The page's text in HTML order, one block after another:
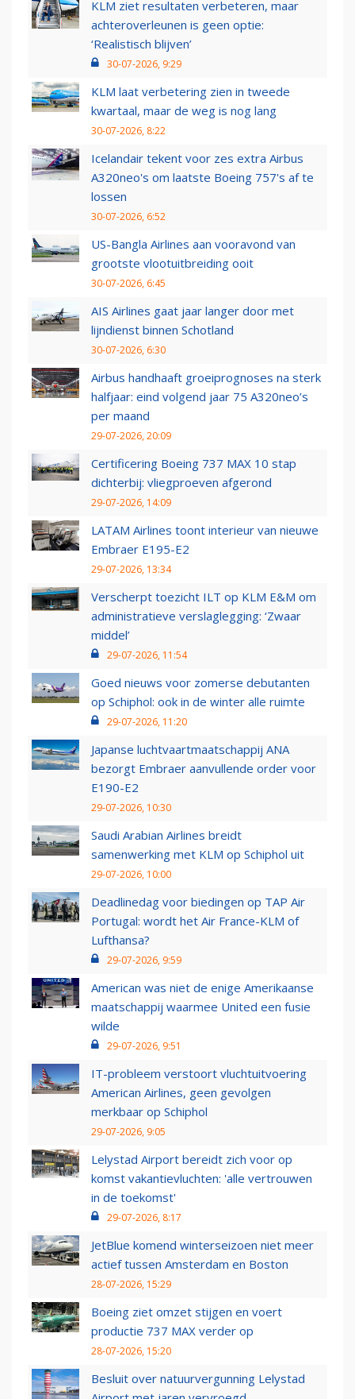
KLM ziet resultaten verbeteren, maar
achteroverleunen is geen optie:
‘Realistisch blijven’
30-07-2026, 9:29
KLM laat verbetering zien in tweede
kwartaal, maar de weg is nog lang
30-07-2026, 8:22
Icelandair tekent voor zes extra Airbus
A320neo's om laatste Boeing 757's af te
lossen
30-07-2026, 6:52
US-Bangla Airlines aan vooravond van
grootste vlootuitbreiding ooit
30-07-2026, 6:45
AIS Airlines gaat jaar langer door met
lijndienst binnen Schotland
30-07-2026, 6:30
Airbus handhaaft groeiprognoses na sterk
halfjaar: eind volgend jaar 75 A320neo’s
per maand
29-07-2026, 20:09
Certificering Boeing 737 MAX 10 stap
dichterbij: vliegproeven afgerond
29-07-2026, 14:09
LATAM Airlines toont interieur van nieuwe
Embraer E195-E2
29-07-2026, 13:34
Verscherpt toezicht ILT op KLM E&M om
administratieve verslaglegging: ‘Zwaar
middel’
29-07-2026, 11:54
Goed nieuws voor zomerse debutanten
op Schiphol: ook in de winter alle ruimte
29-07-2026, 11:20
Japanse luchtvaartmaatschappij ANA
bezorgt Embraer aanvullende order voor
E190-E2
29-07-2026, 10:30
Saudi Arabian Airlines breidt
samenwerking met KLM op Schiphol uit
29-07-2026, 10:00
Deadlinedag voor biedingen op TAP Air
Portugal: wordt het Air France-KLM of
Lufthansa?
29-07-2026, 9:59
American was niet de enige Amerikaanse
maatschappij waarmee United een fusie
wilde
29-07-2026, 9:51
IT-probleem verstoort vluchtuitvoering
American Airlines, geen gevolgen
merkbaar op Schiphol
29-07-2026, 9:05
Lelystad Airport bereidt zich voor op
komst vakantievluchten: 'alle vertrouwen
in de toekomst'
29-07-2026, 8:17
JetBlue komend winterseizoen niet meer
actief tussen Amsterdam en Boston
28-07-2026, 15:29
Boeing ziet omzet stijgen en voert
productie 737 MAX verder op
28-07-2026, 15:20
Besluit over natuurvergunning Lelystad